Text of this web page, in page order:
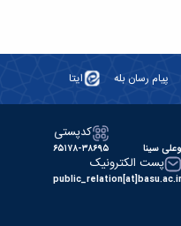
پیام رسان بله ایتا
سینا
کدپستی
۶۵۱۷۸-۳۸۶۹۵
پست الکترونیک
public_relation[at]basu.ac.ir